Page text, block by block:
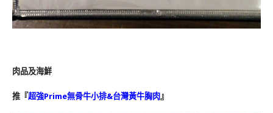
肉品及海鮮
推『超強Prime無骨牛小排&台灣黃牛胸肉』